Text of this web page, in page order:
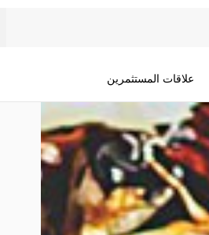
علاقات المستثمرين